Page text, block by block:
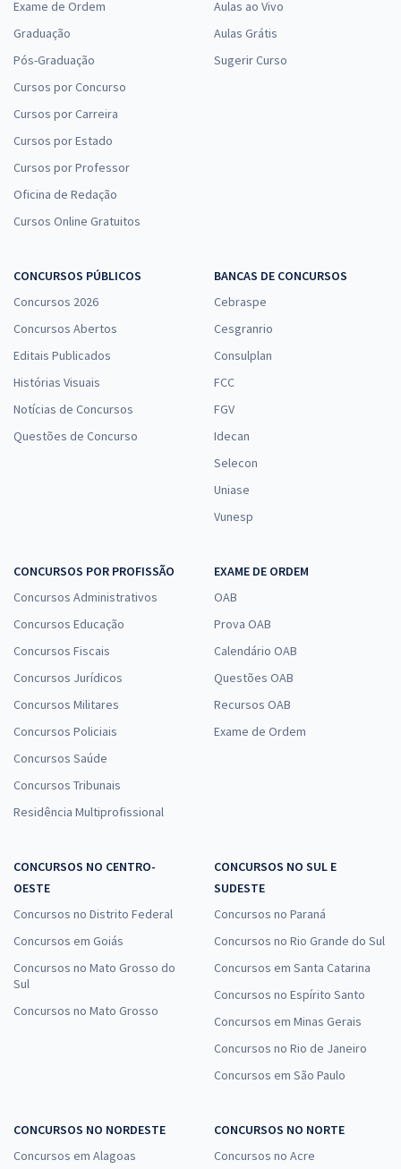
Exame de Ordem
Graduação
Pós-Graduação
Cursos por Concurso
Cursos por Carreira
Cursos por Estado
Cursos por Professor
Oficina de Redação
Cursos Online Gratuitos
Aulas ao Vivo
Aulas Grátis
Sugerir Curso
CONCURSOS PÚBLICOS
Concursos 2026
Concursos Abertos
Editais Publicados
Histórias Visuais
Notícias de Concursos
Questões de Concurso
BANCAS DE CONCURSOS
Cebraspe
Cesgranrio
Consulplan
FCC
FGV
Idecan
Selecon
Uniase
Vunesp
CONCURSOS POR PROFISSÃO
Concursos Administrativos
Concursos Educação
Concursos Fiscais
Concursos Jurídicos
Concursos Militares
Concursos Policiais
Concursos Saúde
Concursos Tribunais
Residência Multiprofissional
EXAME DE ORDEM
OAB
Prova OAB
Calendário OAB
Questões OAB
Recursos OAB
Exame de Ordem
CONCURSOS NO CENTRO-
OESTE
Concursos no Distrito Federal
Concursos em Goiás
Concursos no Mato Grosso do
Sul
Concursos no Mato Grosso
CONCURSOS NO SUL E
SUDESTE
Concursos no Paraná
Concursos no Rio Grande do Sul
Concursos em Santa Catarina
Concursos no Espírito Santo
Concursos em Minas Gerais
Concursos no Rio de Janeiro
Concursos em São Paulo
CONCURSOS NO NORDESTE
Concursos em Alagoas
CONCURSOS NO NORTE
Concursos no Acre